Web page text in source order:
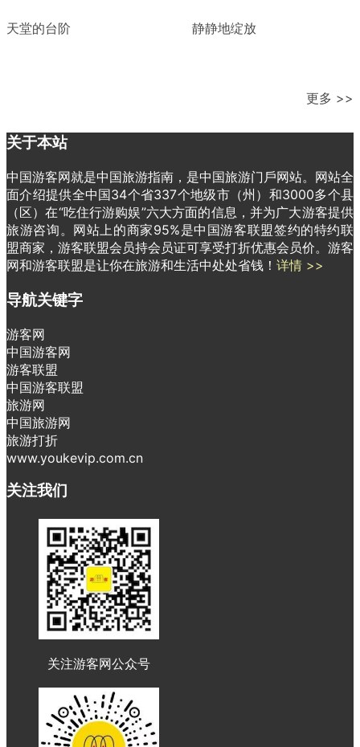
天堂的台阶 静静地绽放
更多 >>
关于本站
中国游客网就是中国旅游指南，是中国旅游门戶网站。网站全
面介绍提供全中国34个省337个地级市（州）和3000多个县
（区）在“吃住行游购娱”六大方面的信息，并为广大游客提供
旅游咨询。网站上的商家95%是中国游客联盟签约的特约联
盟商家，游客联盟会员持会员证可享受打折优惠会员价。游客
网和游客联盟是让你在旅游和生活中处处省钱！ 详情 >>
导航关键字
游客网
中国游客网
游客联盟
中国游客联盟
旅游网
中国旅游网
旅游打折
www.youkevip.com.cn
关注我们
关注游客网公众号